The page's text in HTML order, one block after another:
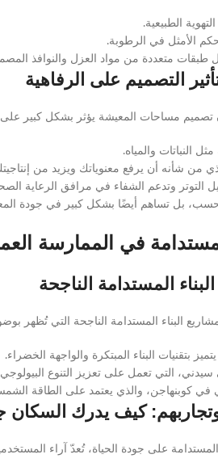
الطبيعية.
الأمثل في الرطوبة.
طبقات متعددة من مواد العزل والنوافذ
التصميم على الرفاهية
تصميم مساحات المعيشة يؤثر بشكل كبير
النباتات والمياه.
من شأنه أن يرفع معنوياتك ويزيد من
التوتر وتدعم الشفاء في مرافق الرعاية
بل تساهم أيضًا بشكل كبير في جودة
في الممارسة
المستدامة الناجحة
البناء المستدامة الناجحة التي تُظهر
بتقنيات البناء المبتكرة والواجهة الخضراء.
التي تعمل على تعزيز التنوع
كوبنهاجن، والذي يعتمد على الطاقة
كيف يدرك السكان
المستدامة على جودة الحياة، تُعدّ آراء